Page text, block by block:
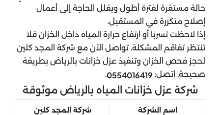
حالة مستقرة لفترة أطول ويقلل الحاجة إلى أعمال
إصلاح متكررة في المستقبل.
إذا لاحظت تسربًا أو ارتفاع حرارة المياه داخل الخزان فلا
تنتظر تفاقم المشكلة. تواصل الآن مع شركة المجد كلين
لحجز فحص الخزان وتنفيذ عزل خزانات بالرياض بطريقة
صحيحة. اتصل: 0554016419
.
شركة عزل خزانات المياه بالرياض موثوقة
اسم الشركة
شركة المجد كلين